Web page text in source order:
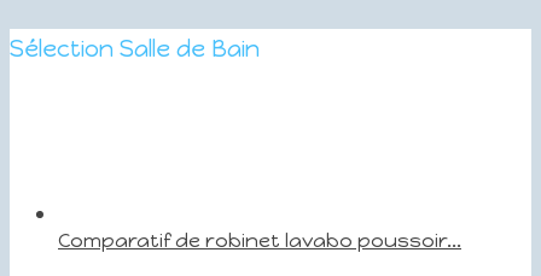
Sélection Salle de Bain
Comparatif de robinet lavabo poussoir...